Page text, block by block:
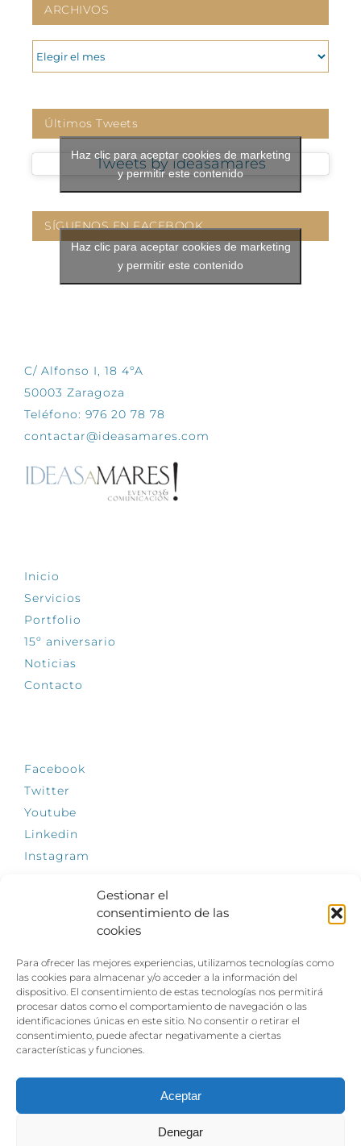
Gestionar el
consentimiento de las
cookies
Para ofrecer las mejores experiencias, utilizamos tecnologías como
las cookies para almacenar y/o acceder a la información del
dispositivo. El consentimiento de estas tecnologías nos permitirá
procesar datos como el comportamiento de navegación o las
identificaciones únicas en este sitio. No consentir o retirar el
consentimiento, puede afectar negativamente a ciertas
características y funciones.
Aceptar
Denegar
ARCHIVOS
ARCHIVOS
Últimos Tweets
Tweets by ideasamares
Haz clic para aceptar cookies de marketing
y permitir este contenido
SÍGUENOS EN FACEBOOK
Haz clic para aceptar cookies de marketing
y permitir este contenido
C/ Alfonso I, 18 4ºA
50003 Zaragoza
Teléfono: 976 20 78 78
contactar@ideasamares.com
Inicio
Servicios
Portfolio
15º aniversario
Noticias
Contacto
Facebook
Twitter
Youtube
Linkedin
Instagram
El empleo, la gran llave para una vida
independiente: Fundación Dfa reclama un
impulso decidido a la inclusión laboral de las
personas con discapacidad
Clown, circo y magia: el Jardín de las Artes
de julio con su segundo “Festival